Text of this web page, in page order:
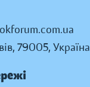
79005, Україна